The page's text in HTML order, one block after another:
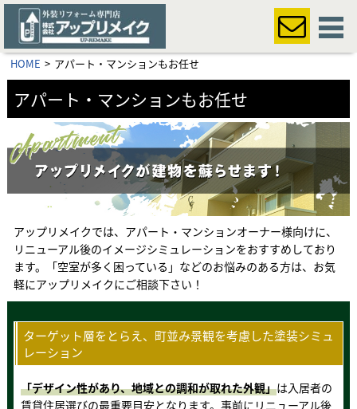
HOME アパート・マンションもお任せ
アパート・マンションもお任せ
アップリメイクでは、アパート・マンションオーナー様向けに、
リニューアル後のイメージシミュレーションをおすすめしており
ます。「空室が多く困っている」などのお悩みのある方は、お気
軽にアップリメイクにご相談下さい！
ターゲット層をとらえ、町並み景観を考慮した塗装シミュ
レーション
「デザイン性があり、地域との調和が取れた外観」は入居者の
賃貸住居選びの最重要目安となります。事前にリニューアル後